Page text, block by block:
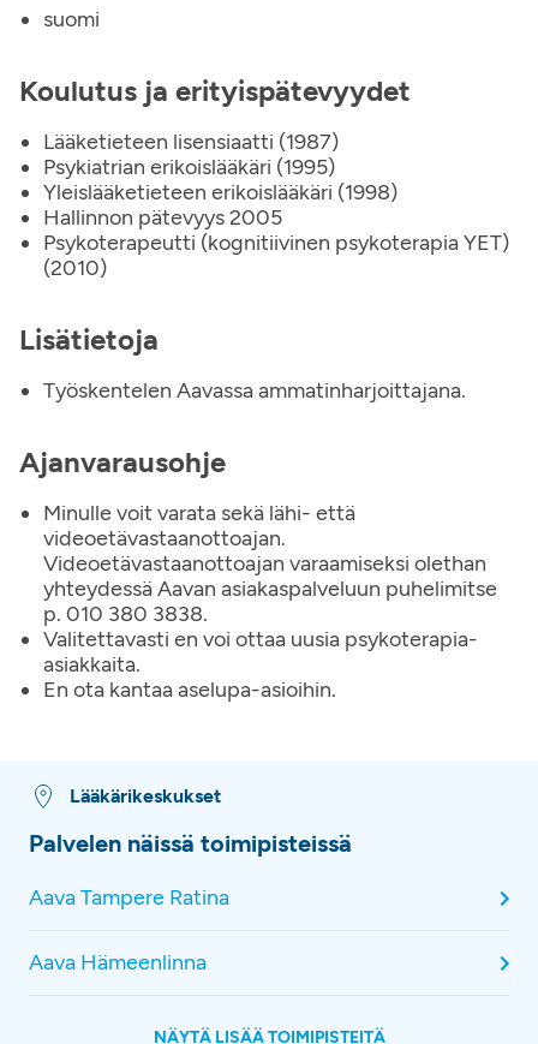
suomi
Koulutus ja erityispätevyydet
Lääketieteen lisensiaatti (1987)
Psykiatrian erikoislääkäri (1995)
Yleislääketieteen erikoislääkäri (1998)
Hallinnon pätevyys 2005
Psykoterapeutti (kognitiivinen psykoterapia YET)
(2010)
Lisätietoja
Työskentelen Aavassa ammatinharjoittajana.
Ajanvarausohje
Minulle voit varata sekä lähi- että
videoetävastaanottoajan.
Videoetävastaanottoajan varaamiseksi olethan
yhteydessä Aavan asiakaspalveluun puhelimitse
p. 010 380 3838.
Valitettavasti en voi ottaa uusia psykoterapia-
asiakkaita.
En ota kantaa aselupa-asioihin.
Lääkärikeskukset
Palvelen näissä toimipisteissä
Aava Tampere Ratina
Aava Hämeenlinna
NÄYTÄ LISÄÄ TOIMIPISTEITÄ